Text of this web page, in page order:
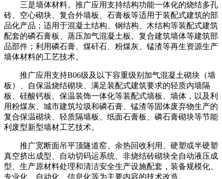
三是墙体材料。推广应用支持结构功能一体化的烧结多孔
砖、空心砌块、复合外墙板、石膏板等适用于装配式建筑的部
品化产品；适用于混凝土结构、钢结构、木结构等装配式建筑
配套的磷石膏板、蒸压加气混凝土板、复合建筑墙体等建筑部
品部件；利用磷石膏、煤矸石、粉煤灰、锰渣等再生资源生产
墙体材料的工艺技术。
推广应用支持B06级及以下容重级别加气混凝土砌块（墙
板）、自保温烧结砌块、满足装配式建筑要求的轻质内墙隔
板、硅酸钙板、保温装饰一体化等装配式墙板、墙体，以及利
用粉煤灰、城市建筑垃圾和磷石膏、锰渣等固体废弃物生产的
复合保温砌块、轻质隔墙板、纸面石膏板、磷石膏砌块等节能
利废型新型墙材工艺技术。
推广宽断面吊平顶隧道窑、余热回收利用、硬塑或半硬塑
真空挤出成型、自动切码运系统、非烧结砖砌块全自动液压成
型、生产原材料处理和清洁安全生产设施配套，装备规模化、
专业化、自动化、信息化等为主要内容的技术改造。